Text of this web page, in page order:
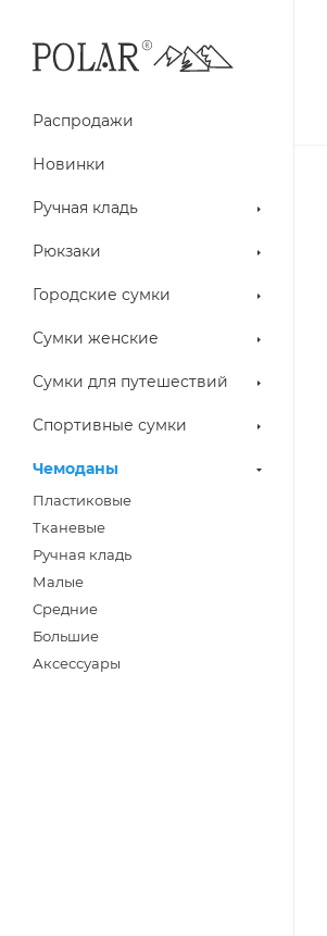
Распродажи
Новинки
Ручная кладь
Рюкзаки
Городские сумки
Сумки женские
Сумки для путешествий
Спортивные сумки
Чемоданы
Пластиковые
Тканевые
Ручная кладь
Малые
Средние
Большие
Аксессуары